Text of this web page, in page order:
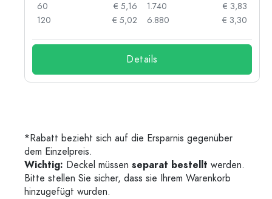
60
€ 5,16
120
€ 5,02
1.740
€ 3,83
6.880
€ 3,30
Details
*Rabatt bezieht sich auf die Ersparnis gegenüber
dem Einzelpreis.
Wichtig: Deckel müssen separat bestellt werden.
Bitte stellen Sie sicher, dass sie Ihrem Warenkorb
hinzugefügt wurden.